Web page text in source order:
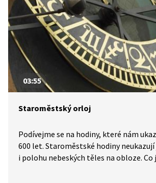
03:55
Staroměstský orloj
Podívejme se na hodiny, které nám
600 let. Staroměstské hodiny neukazují
i polohu nebeských těles na obloze. Co